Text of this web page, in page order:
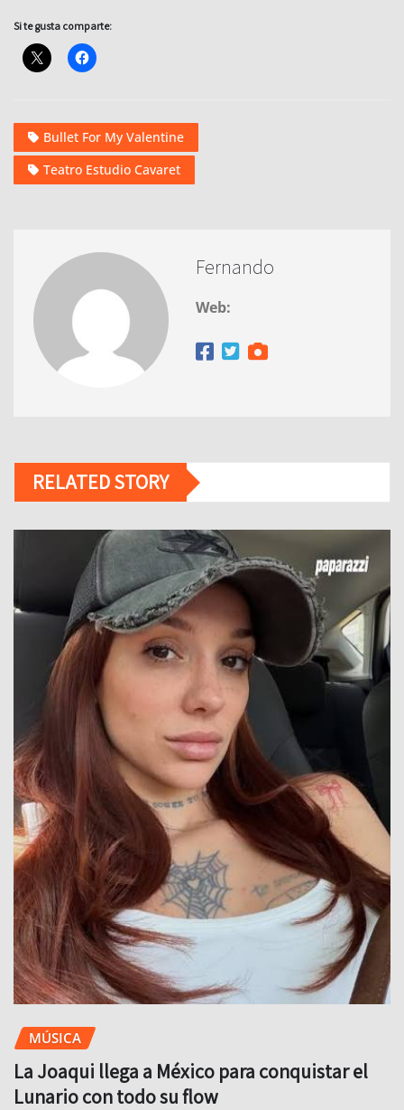
Si te gusta comparte:
Bullet For My Valentine
Teatro Estudio Cavaret
Fernando
Web:
RELATED STORY
MÚSICA
La Joaqui llega a México para conquistar el
Lunario con todo su flow